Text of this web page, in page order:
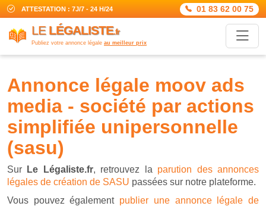
ATTESTATION : 7J/7 - 24 H/24 01 83 62 00 75
LE LÉGALISTE.fr
Publiez votre annonce légale au meilleur prix
annonce légale moov ads
media - société par actions
simplifiée unipersonnelle
(sasu)
Sur Le Légaliste.fr, retrouvez la parution des annonces
légales de création de SASU passées sur notre plateforme.
Vous pouvez également publier une annonce légale de